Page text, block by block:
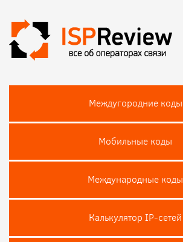
Междугородние коды
Мобильные коды
Международные коды
Калькулятор IP-сетей